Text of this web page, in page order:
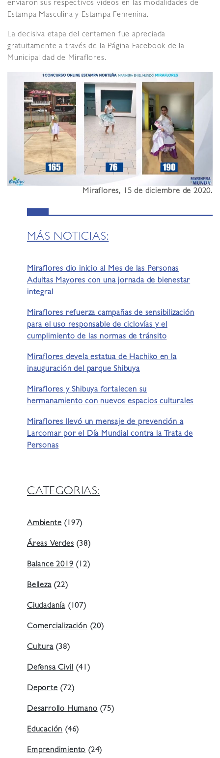
enviaron sus respectivos videos en las modalidades de
Estampa Masculina y Estampa Femenina.
La decisiva etapa del certamen fue apreciada
gratuitamente a través de la Página Facebook de la
Municipalidad de Miraflores.
Miraflores, 15 de diciembre de 2020.
MÁS NOTICIAS:
Miraflores dio inicio al Mes de las Personas
Adultas Mayores con una jornada de bienestar
integral
Miraflores refuerza campañas de sensibilización
para el uso responsable de ciclovías y el
cumplimiento de las normas de tránsito
Miraflores devela estatua de Hachiko en la
inauguración del parque Shibuya
Miraflores y Shibuya fortalecen su
hermanamiento con nuevos espacios culturales
Miraflores llevó un mensaje de prevención a
Larcomar por el Día Mundial contra la Trata de
Personas
CATEGORIAS:
Ambiente(197)
Áreas Verdes(38)
Balance 2019(12)
Belleza(22)
Ciudadanía (107)
Comercialización(20)
Cultura(38)
Defensa Civil(41)
Deporte(72)
Desarrollo Humano(75)
Educación(46)
Emprendimiento(24)